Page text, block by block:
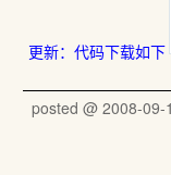
更新：代码下载如下
posted @ 2008-09-